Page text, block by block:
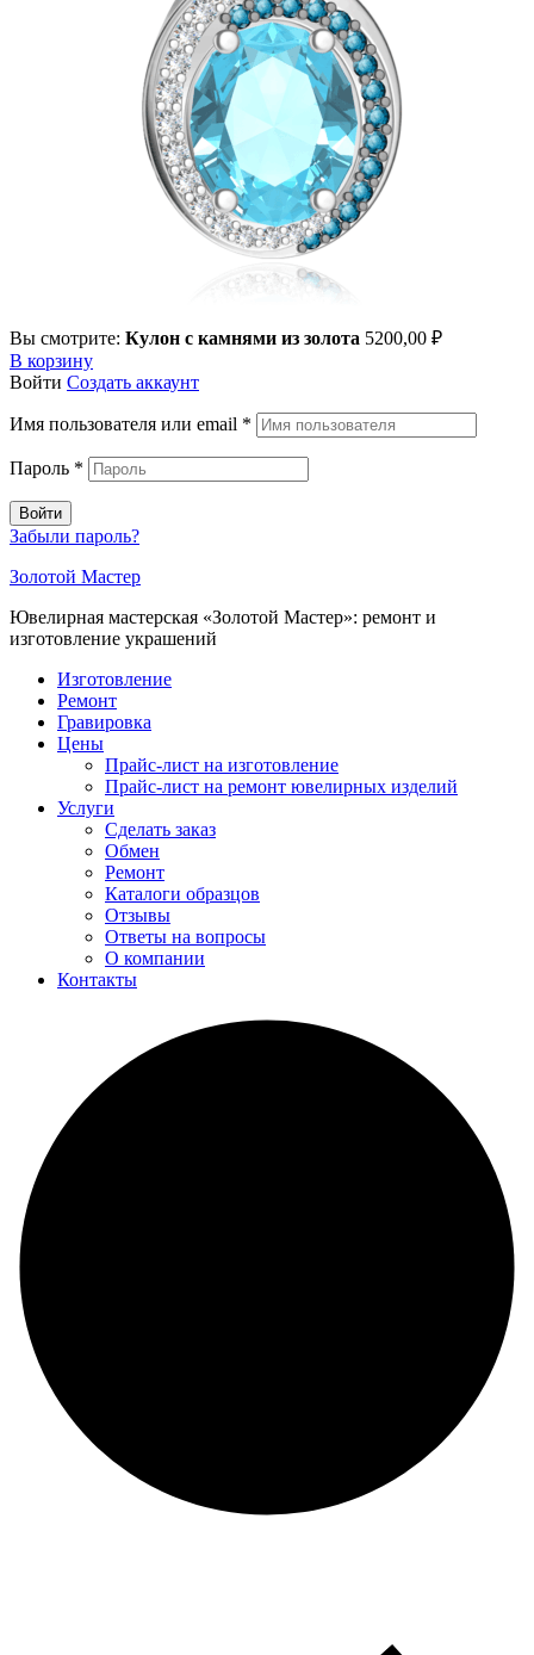
Вы смотрите: Кулон с камнями из золота 5200,00 ₽
В корзину
Войти Создать аккаунт
Имя пользователя или email *
Пароль *
Войти
Забыли пароль?
Золотой Мастер
Ювелирная мастерская «Золотой Мастер»: ремонт и
изготовление украшений
Изготовление
Ремонт
Гравировка
Цены
Прайс-лист на изготовление
Прайс-лист на ремонт ювелирных изделий
Услуги
Сделать заказ
Обмен
Ремонт
Каталоги образцов
Отзывы
Ответы на вопросы
О компании
Контакты